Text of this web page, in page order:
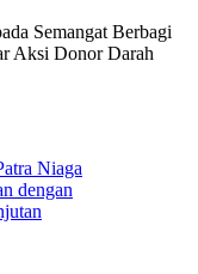
Semangat Berbagi
Aksi Donor Darah